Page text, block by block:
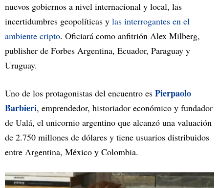
nuevos gobiernos a nivel internacional y local, las
incertidumbres geopolíticas y las interrogantes en el
ambiente cripto. Oficiará como anfitrión Alex Milberg,
publisher de Forbes Argentina, Ecuador, Paraguay y
Uruguay.
Uno de los protagonistas del encuentro es Pierpaolo
Barbieri, emprendedor, historiador económico y fundador
de Ualá, el unicornio argentino que alcanzó una valuación
de 2.750 millones de dólares y tiene usuarios distribuidos
entre Argentina, México y Colombia.